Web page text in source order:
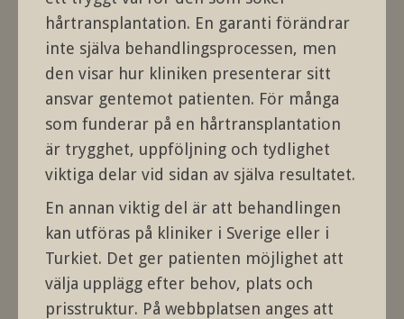
hårtransplantation. En garanti förändrar
inte själva behandlingsprocessen, men
den visar hur kliniken presenterar sitt
ansvar gentemot patienten. För många
som funderar på en hårtransplantation
är trygghet, uppföljning och tydlighet
viktiga delar vid sidan av själva resultatet.
En annan viktig del är att behandlingen
kan utföras på kliniker i Sverige eller i
Turkiet. Det ger patienten möjlighet att
välja upplägg efter behov, plats och
prisstruktur. På webbplatsen anges att